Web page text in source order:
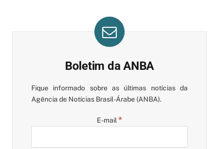
Boletim da ANBA
Fique informado sobre as últimas notícias da
Agência de Notícias Brasil-Árabe (ANBA).
E-mail *